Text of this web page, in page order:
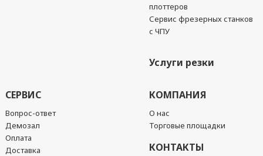
плоттеров
Сервис фрезерных станков
с ЧПУ
Услуги резки
СЕРВИС
Вопрос-ответ
Демозал
Оплата
Доставка
КОМПАНИЯ
О нас
Торговые площадки
КОНТАКТЫ